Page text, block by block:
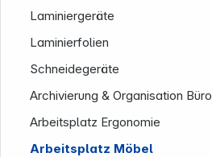
Laminiergeräte
Laminierfolien
Schneidegeräte
Archivierung & Organisation Büro
Arbeitsplatz Ergonomie
Arbeitsplatz Möbel